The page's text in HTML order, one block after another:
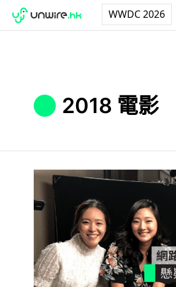
WWDC 2026
2018 電影